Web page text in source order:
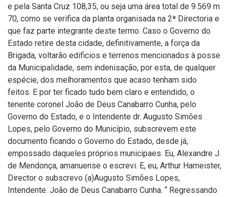
e pela Santa Cruz 108,35; ou seja uma área total de 9.569 m
70, como se verifica da planta organisada na 2ª Directoria e
que faz parte integrante deste termo. Caso o Governo do
Estado retire desta cidade, definitivamente, a força da
Brigada, voltarão edificios e terrenos mencionados à posse
da Municipalidade, sem indenisação, por esta, de qualquer
espécie, dos melhoramentos que acaso tenham sido
feitos. E por ter ficado tudo bem claro e entendido, o
tenente coronel João de Deus Canabarro Cunha, pelo
Governo do Estado, e o Intendente dr. Augusto Simões
Lopes, pelo Governo do Município, subscrevem este
documento ficando o Governo do Estado, desde já,
empossado daqueles próprios municipaes. Eu, Alexandre J.
de Mendonça, amanuense o escrevi. E, eu, Arthur Hameister,
Director o subscrevo (a)Augusto Simões Lopes,
Intendente. João de Deus Canabarro Cunha. “ Regressando